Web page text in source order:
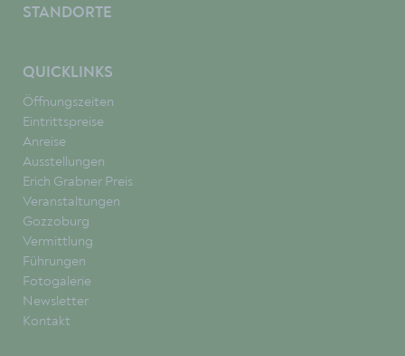
STANDORTE
QUICKLINKS
Öffnungszeiten
Eintrittspreise
Anreise
Ausstellungen
Erich Grabner Preis
Veranstaltungen
Gozzoburg
Vermittlung
Führungen
Fotogalerie
Newsletter
Kontakt